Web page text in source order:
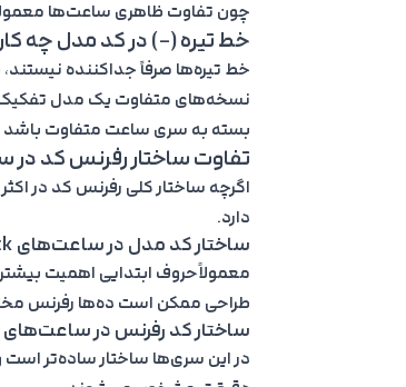
چون تفاوت ظاهری ساعت‌ها
خط تیره (-) در کد مدل چه
خط تیره‌ها صرفاً جداکننده
نسخه‌های متفاوت یک مدل تفکیک
بسته به سری ساعت متفاوت باشد
تفاوت ساختار رفرنس کد
اگرچه ساختار کلی رفرنس کد در
دارد.
ساختار کد مدل در ساعت‌های G-Shock
معمولاًحروف ابتدایی اهمیت
طراحی ممکن است ده‌ها رفرنس
ساختار کد رفرنس در ساعت‌های Edifice و Vintage
در این سری‌ها ساختار ساده‌تر